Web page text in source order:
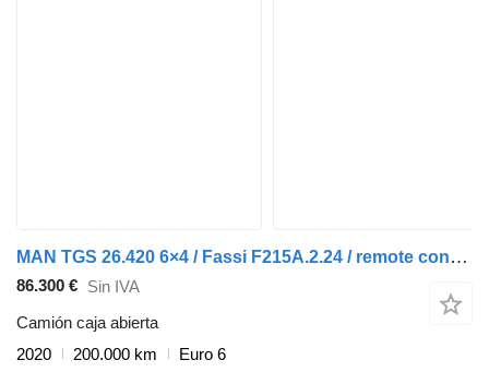
MAN TGS 26.420 6×4 / Fassi F215A.2.24 / remote control / Rotator / p
86.300 € Sin IVA
Camión caja abierta
2020
200.000 km
Euro 6